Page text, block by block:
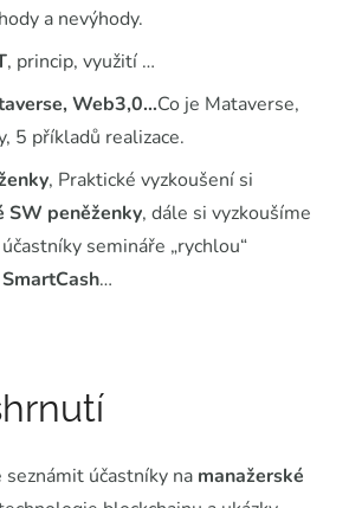
a nevýhody.
, princip, využití …
Web3,0…Co je Mataverse,
5 příkladů realizace.
, Praktické vyzkoušení si
SW peněženky, dále si vyzkoušíme
semináře „rychlou“
SmartCash…
účastníky na manažerské